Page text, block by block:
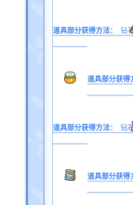
道具部分获得方法：
钻
道具部分获得
道具部分获得方法：
钻
道具部分获得